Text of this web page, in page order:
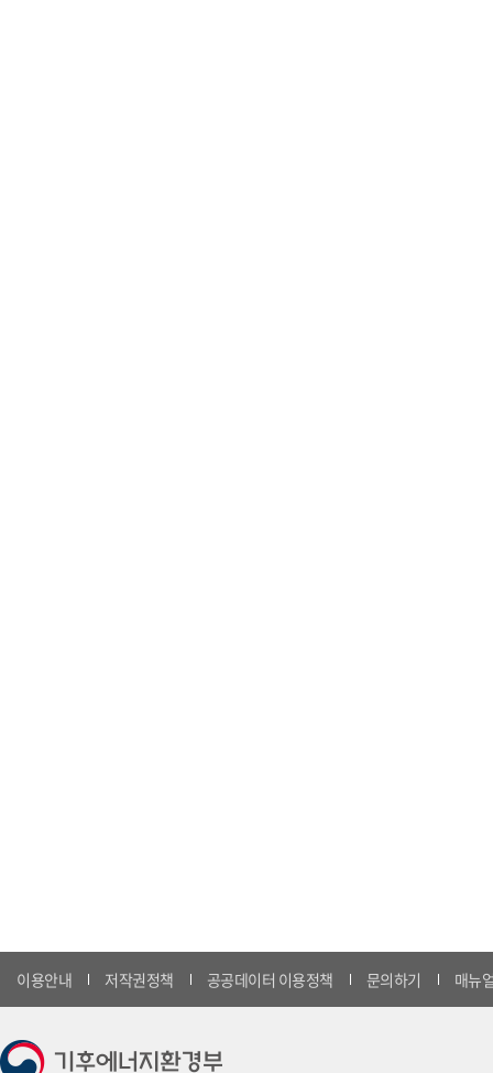
이용안내 저작권정책 공공데이터 이용정책 문의하기 매뉴